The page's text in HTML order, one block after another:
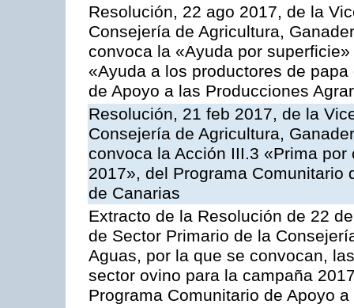
Resolución, 22 ago 2017, de la
Consejería de Agricultura,
convoca la «Ayuda por
«Ayuda a los productores de
de Apoyo a las Producciones
Resolución, 21 feb 2017, de la
Consejería de Agricultura,
convoca la Acción III.3 «Prima
2017», del Programa Comunitario
de Canarias
Extracto de la Resolución de 22
de Sector Primario de la
Aguas, por la que se convocan,
sector ovino para la campaña
Programa Comunitario de Apoyo